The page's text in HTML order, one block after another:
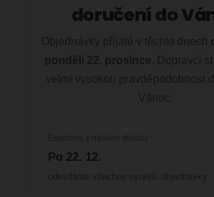
doručení do
Objednávky přijaté v těchto dnech
pondělí 22. prosince. Dopravci
velmi vysokou pravděpodobnost
Vánoc.
Po 22. 12.
odesíláme všechny nynější objednávky